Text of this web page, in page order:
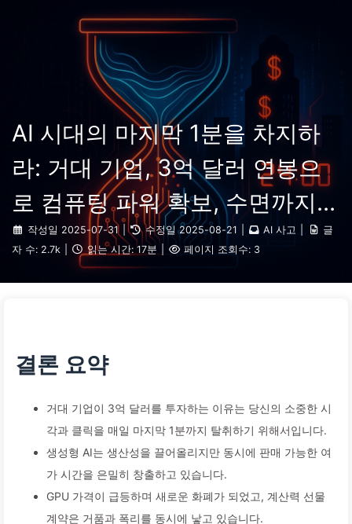
AI 변혁으로 가는 길
소개 🇰🇷 한국어
AI 시대의 마지막 1분을 차지하
라: 거대 기업, 3억 달러 연봉으
로 컴퓨팅 파워 확보, 수면까지
빼앗아 여가 시간을 착취해 광고
주에게 판매하다 — AI를 천천히
작성일 2025-07-31 수정일 2025-08-21 AI 사고
글
자 수: 2.7k 읽는 시간: 17분 페이지 조회수: 3
결론 요약
거대 기업이 3억 달러를 투자하는 이유는 당신의 소중한 시
각과 클릭을 매일 마지막 1분까지 탈취하기 위해서입니다.
생성형 AI는 생산성을 끌어올리지만 동시에 판매 가능한 여
가 시간을 은밀히 창출하고 있습니다.
GPU 가격이 급등하며 새로운 화폐가 되었고, 계산력 선물
계약은 거품과 폭리를 동시에 낳고 있습니다.